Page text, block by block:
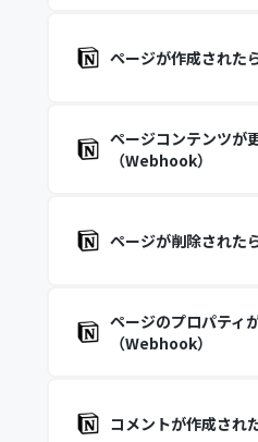
ページが作成された
ページコンテンツが
（Webhook）
ページが削除された
ページのプロパティ
（Webhook）
コメントが作成され